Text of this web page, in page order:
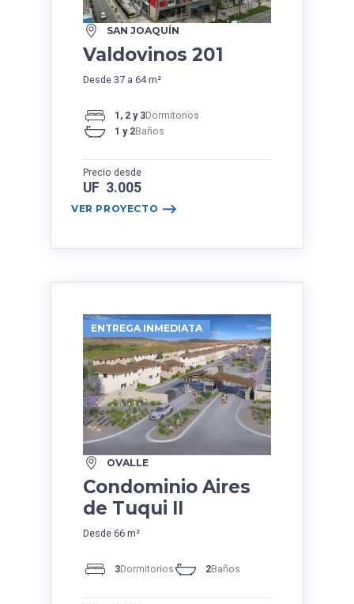
SAN JOAQUÍN
Valdovinos 201
Desde 37 a 64 m²
1, 2 y 3Dormitorios
1 y 2Baños
Precio desde
UF 3.005
VER PROYECTO
ENTREGA INMEDIATA
OVALLE
Condominio Aires
de Tuqui II
Desde 66 m²
3Dormitorios 2Baños